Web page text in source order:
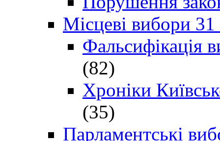
Місцеві вибори
Фальсифікація
(82)
Хроніки
(35)
Парламентські